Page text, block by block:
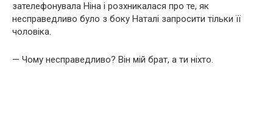
зателефонувала Ніна і розхникалася про те, як
несправедливо було з боку Наталі запросити тільки її
чоловіка.
— Чому несправедливо? Він мій брат, а ти ніхто.